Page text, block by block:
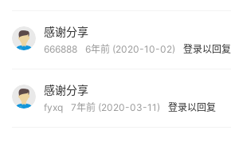
感谢分享
666888 6年前 (2020-10-02) 登录以回复
感谢分享
fyxq 7年前 (2020-03-11) 登录以回复